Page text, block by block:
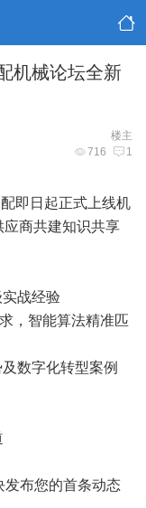
机械论坛全新
楼主
716 1
即日起正式上线机
商共建知识共享
战经验
，智能算法精准匹
数字化转型案例
发布您的首条动态